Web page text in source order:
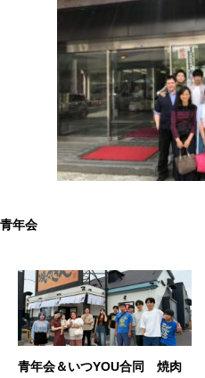
青年会
青年会＆いつYOU合同 焼肉